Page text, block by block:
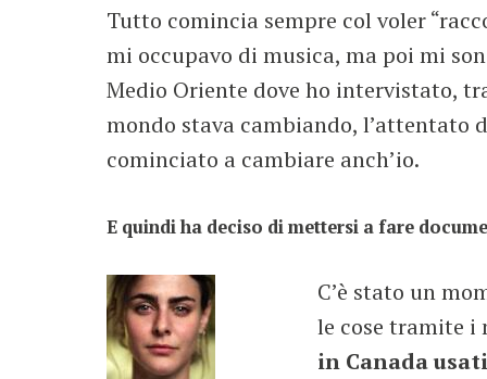
Tutto comincia sempre col voler
mi occupavo di musica, ma poi mi
Medio Oriente dove ho intervistato,
mondo stava cambiando, l’attentato
cominciato a cambiare anch’io.
E quindi ha deciso di mettersi a fare
C’è stato un
le cose tramite
in Canada